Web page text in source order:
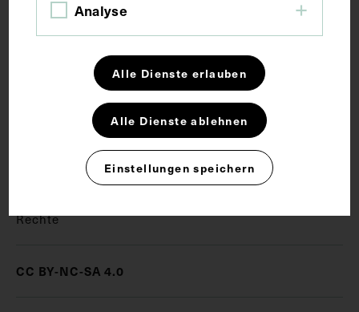
Anatomie Venerologie
Rechte
CC BY-NC-SA 4.0
Analyse
Alle Dienste erlauben
Alle Dienste ablehnen
Einstellungen speichern